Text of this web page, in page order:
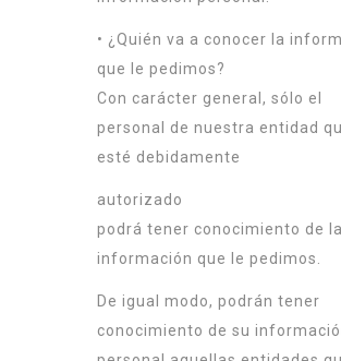
• ¿Quién va a conocer la
que le pedimos?
Con carácter general, sólo el
personal de nuestra entidad
esté debidamente
autorizado
podrá tener conocimiento de la
información que le pedimos.
De igual modo, podrán tener
conocimiento de su